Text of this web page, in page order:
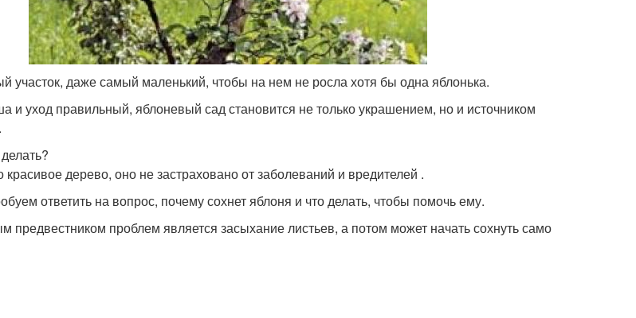
участок, даже самый маленький, чтобы на нем не росла хотя бы одна яблонька.
и уход правильный, яблоневый сад становится не только украшением, но и источником
красивое дерево, оно не застраховано от заболеваний и вредителей .
ответить на вопрос, почему сохнет яблоня и что делать, чтобы помочь ему.
предвестником проблем является засыхание листьев, а потом может начать сохнуть само